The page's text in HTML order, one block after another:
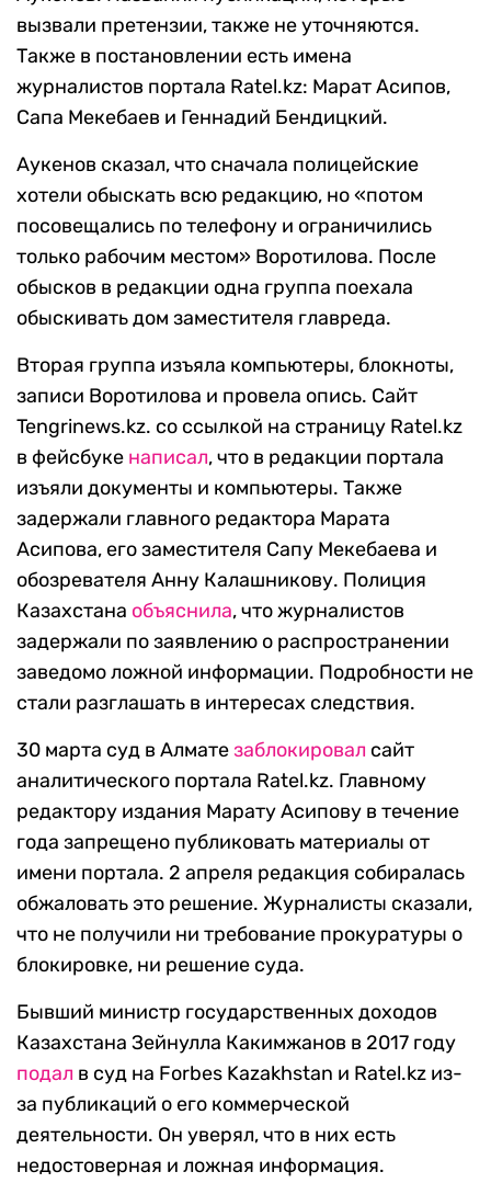
вызвали претензии, также не уточняются.
Также в постановлении есть имена
журналистов портала Ratel.kz: Марат Асипов,
Сапа Мекебаев и Геннадий Бендицкий.
Аукенов сказал, что сначала полицейские
хотели обыскать всю редакцию, но «потом
посовещались по телефону и ограничились
только рабочим местом» Воротилова. После
обысков в редакции одна группа поехала
обыскивать дом заместителя главреда.
Вторая группа изъяла компьютеры, блокноты,
записи Воротилова и провела опись. Сайт
Tengrinews.kz. со ссылкой на страницу Ratel.kz
в фейсбуке написал, что в редакции портала
изъяли документы и компьютеры. Также
задержали главного редактора Марата
Асипова, его заместителя Сапу Мекебаева и
обозревателя Анну Калашникову. Полиция
Казахстана объяснила, что журналистов
задержали по заявлению о распространении
заведомо ложной информации. Подробности не
стали разглашать в интересах следствия.
30 марта суд в Алматезаблокировал сайт
аналитического портала Ratel.kz. Главному
редактору издания Марату Асипову в течение
года запрещено публиковать материалы от
имени портала. 2 апреля редакция собиралась
обжаловать это решение. Журналисты сказали,
что не получили ни требование прокуратуры о
блокировке, ни решение суда.
Бывший министр государственных доходов
Казахстана Зейнулла Какимжанов в 2017 году
подал в суд на Forbes Kazakhstan и Ratel.kz из-
за публикаций о его коммерческой
деятельности. Он уверял, что в них есть
недостоверная и ложная информация.